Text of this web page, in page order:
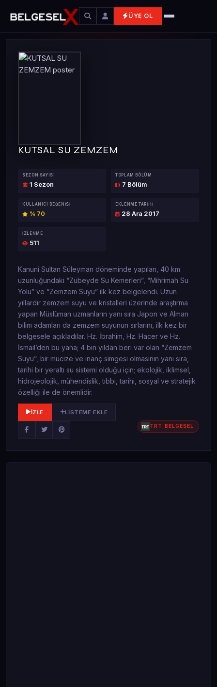
ÜYE OL
KUTSAL SU ZEMZEM
SEZON SAYISI
1 Sezon
TOPLAM BÖLÜM
7 Bölüm
KULLANICI BEĞENISI
% 70
EKLENME TARIHI
28 Ara 2017
İZLENME
511
Kanuni Sultan Süleyman döneminde yapılan, 40 km
uzunluğundaki “Zübeyde Su Kemerleri”, “Mihrimah Su
Yolu” ve “Zemzem Suyu” ilk kez belgelendi. Uzun
yıllardır zemzem suyu ve kristalleri üzerinde araştırma
yapan Müslüman uzmanların yanı sıra Japon ve Alman
bilim adamları da zemzem suyunun sırlarını, ilk kez bir
belgesele açıkladılar. Hz. İbrahim, Hz. Hacer ve Hz.
İsmail’den bu yana; 4 bin yıldan beri var olan “Zemzem
Suyu”, bir mucize ve inanç simgesi olmasının yanı sıra,
tarihi bir yeraltı su sistemi olduğu için; ekolojik, iklimsel,
hidrojeolojik, mühendislik, tıbbi, tarihi, sosyal ve stratejik
özelliği ile de önemlidir.
İZLE LISTEME EKLE
TRT BELGESEL